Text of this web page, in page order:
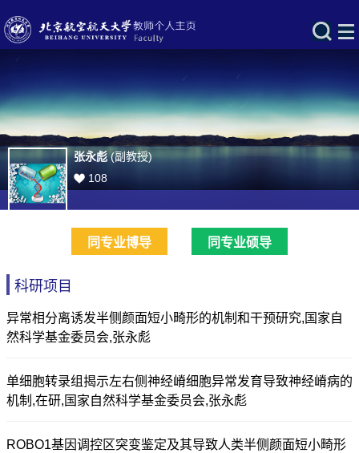
张永彪(副教授)
108
同专业博导 同专业硕导
科研项目
异常相分离诱发半侧颜面短小畸形的机制和干预研究,国家自
然科学基金委员会,张永彪
单细胞转录组揭示左右侧神经嵴细胞异常发育导致神经嵴病的
机制,在研,国家自然科学基金委员会,张永彪
ROBO1基因调控区突变鉴定及其导致人类半侧颜面短小畸形